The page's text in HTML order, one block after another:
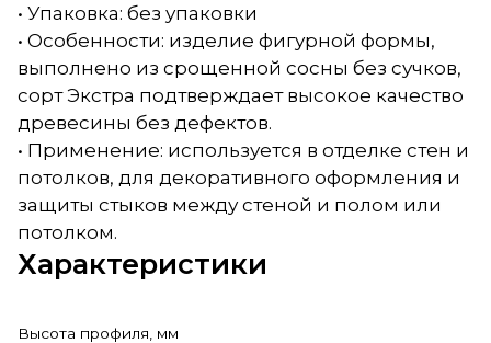
• Упаковка: без упаковки
• Особенности: изделие фигурной формы,
выполнено из срощенной сосны без сучков,
сорт Экстра подтверждает высокое качество
древесины без дефектов.
• Применение: используется в отделке стен и
потолков, для декоративного оформления и
защиты стыков между стеной и полом или
потолком.
Характеристики
Высота профиля, мм